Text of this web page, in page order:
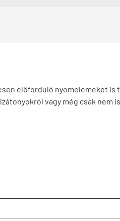
előforduló nyomelemeket is
vagy még csak nem